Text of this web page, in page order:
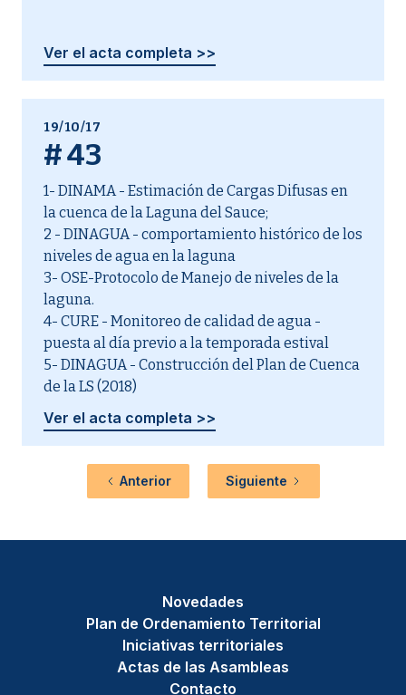
Ver el acta completa >>
19/10/17
#43
1- DINAMA - Estimación de Cargas Difusas en
la cuenca de la Laguna del Sauce;
2 - DINAGUA - comportamiento histórico de los
niveles de agua en la laguna
3- OSE-Protocolo de Manejo de niveles de la
laguna.
4- CURE - Monitoreo de calidad de agua -
puesta al día previo a la temporada estival
5- DINAGUA - Construcción del Plan de Cuenca
de la LS (2018)
Ver el acta completa >>
Anterior Siguiente
Novedades
Plan de Ordenamiento Territorial
Iniciativas territoriales
Actas de las Asambleas
Contacto